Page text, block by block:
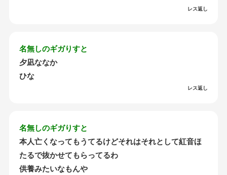
レス返し
名無しのギガりすと
夕凪ななか
ひな
レス返し
名無しのギガりすと
本人亡くなってもうてるけどそれはそれとして紅音ほ
たるで抜かせてもらってるわ
供養みたいなもんや